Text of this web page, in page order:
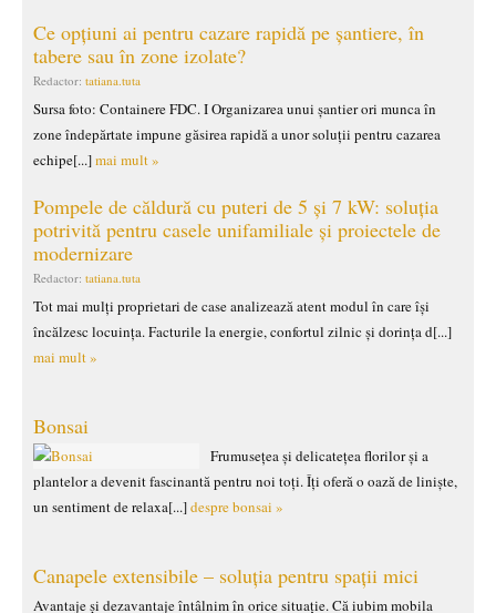
Ce opțiuni ai pentru cazare rapidă pe șantiere, în
tabere sau în zone izolate?
Redactor: tatiana.tuta
Sursa foto: Containere FDC. I Organizarea unui șantier ori munca în
zone îndepărtate impune găsirea rapidă a unor soluții pentru cazarea
echipe[...]mai mult »
Pompele de căldură cu puteri de 5 și 7 kW: soluția
potrivită pentru casele unifamiliale și proiectele de
modernizare
Redactor: tatiana.tuta
Tot mai mulți proprietari de case analizează atent modul în care își
încălzesc locuința. Facturile la energie, confortul zilnic și dorința d[...]
mai mult »
Bonsai
Frumusețea și delicatețea florilor și a
plantelor a devenit fascinantă pentru noi toți. Îți oferă o oază de liniște,
un sentiment de relaxa[...]despre bonsai »
Canapele extensibile – soluția pentru spații mici
Avantaje și dezavantaje întâlnim în orice situație. Că iubim mobila